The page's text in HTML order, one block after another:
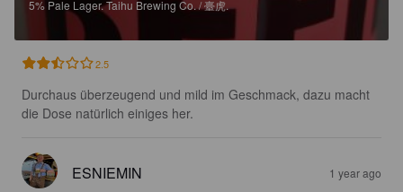
5% Pale Lager.Taihu Brewing Co. / 臺虎.
2.5
Durchaus überzeugend und mild im Geschmack, dazu macht
die Dose natürlich einiges her.
ESNIEMIN 1 year ago